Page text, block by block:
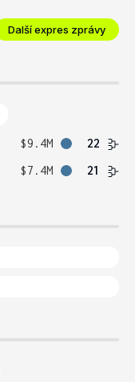
Další expres zprávy
$9.4M
22
$7.4M 21